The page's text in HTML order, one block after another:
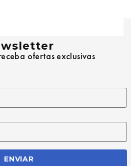
ofertas exclusivas
ENVIAR